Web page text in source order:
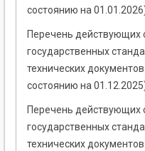
состоянию на
Перечень действующих
государственных
технических
состоянию на
Перечень действующих
государственных
технических